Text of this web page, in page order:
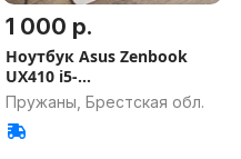
1 000 р.
Ноутбук Asus Zenbook
UX410 i5-
8250U/16GB/256GB SSD
Пружаны, Брестская обл.